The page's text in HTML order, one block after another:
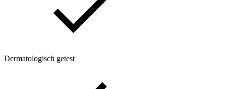
Dermatologisch getest